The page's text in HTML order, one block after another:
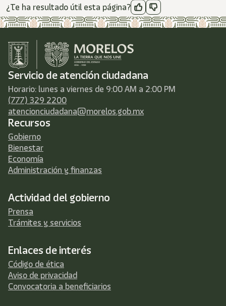
¿Te ha resultado útil esta página?
Servicio de atención ciudadana
Horario: lunes a viernes de 9:00 AM a 2:00 PM
(777) 329 2200
atencionciudadana@morelos.gob.mx
Recursos
Gobierno
Bienestar
Economía
Administración y finanzas
Actividad del gobierno
Prensa
Trámites y servicios
Enlaces de interés
Código de ética
Aviso de privacidad
Convocatoria a beneficiarios